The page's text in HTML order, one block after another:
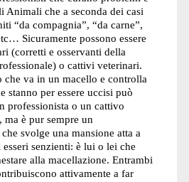
Animali che a seconda dei casi
“da compagnia”, “da carne”,
Sicuramente possono essere
(corretti e osservanti della
o cattivi veterinari.
che va in un macello e controlla
stanno per essere uccisi può
professionista o un cattivo
ma è pur sempre un
svolge una mansione atta a
senzienti: è lui o lei che
alla macellazione. Entrambi
attivamente a far